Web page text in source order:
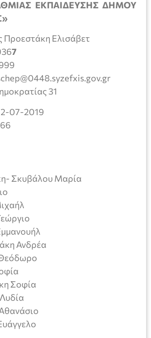
ΕΚΠΑΙΔΕΥΣΗΣ ΔΗΜΟΥ
Προεστάκη Ελισάβετ
7
31
07-2019
Σκυβάλου Μαρία
Ανδρέα
Σοφία